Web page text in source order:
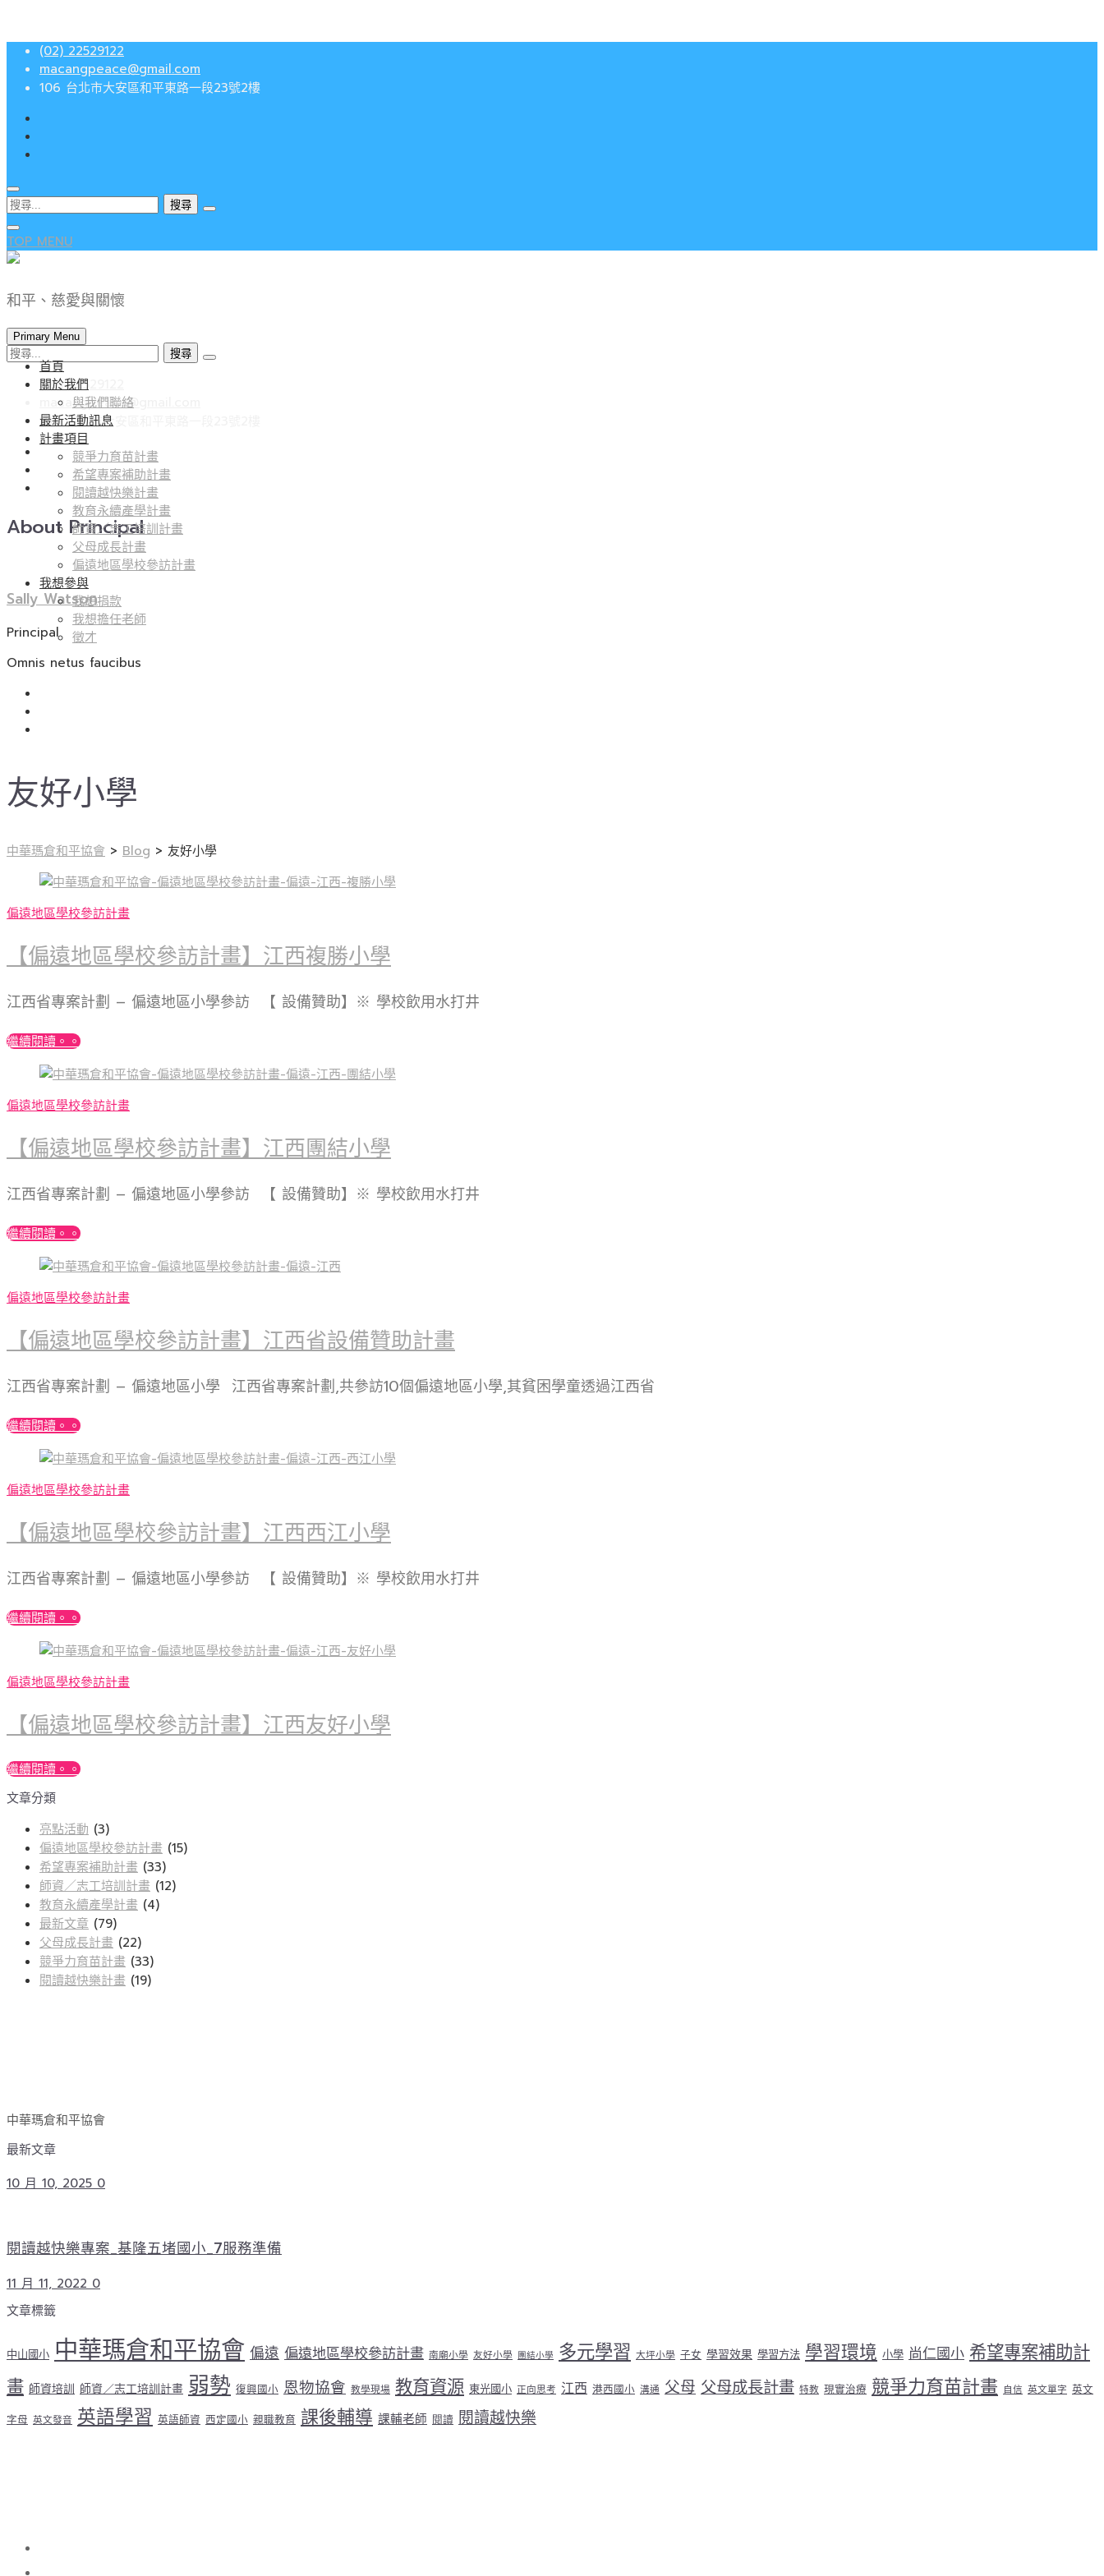
Skip
content
(02) 22529122
macangpeace@gmail.com
106 台北市大安區和平東路一段23號2樓
搜
尋
關
鍵
TOP MENU
和平、慈愛與關懷
Primary Menu
首頁
關於我們
與我們聯絡
最新活動訊息
計畫項目
競爭力育苗計畫
希望專案補助計畫
閱讀越快樂計畫
教育永續產學計畫
師資／志工培訓計畫
父母成長計畫
偏遠地區學校參訪計畫
我想參與
我想捐款
我想擔任老師
徵才
搜
(02) 22529122
macangpeace@gmail.com
106 台北市大安區和平東路一段23號2樓
About Principal
Sally Watson
Principal
Omnis netus faucibus
友好小學
中華瑪倉和平協會 > Blog > 友好小學
偏遠地區學校參訪計畫
【偏遠地區學校參訪計畫】江西複勝小學
江西省專案計劃 – 偏遠地區小學參訪 【 設備贊助】※ 學校飲用水打井
繼續閱讀。。
偏遠地區學校參訪計畫
【偏遠地區學校參訪計畫】江西團結小學
江西省專案計劃 – 偏遠地區小學參訪 【 設備贊助】※ 學校飲用水打井
繼續閱讀。。
偏遠地區學校參訪計畫
【偏遠地區學校參訪計畫】江西省設備贊助計畫
江西省專案計劃 – 偏遠地區小學 江西省專案計劃,共參訪10個偏遠地區小學,其貧困學童透過江西省
繼續閱讀。。
偏遠地區學校參訪計畫
【偏遠地區學校參訪計畫】江西西江小學
江西省專案計劃 – 偏遠地區小學參訪 【 設備贊助】※ 學校飲用水打井
繼續閱讀。。
偏遠地區學校參訪計畫
【偏遠地區學校參訪計畫】江西友好小學
繼續閱讀。。
文章分類
亮點活動 (3)
偏遠地區學校參訪計畫 (15)
希望專案補助計畫 (33)
師資／志工培訓計畫 (12)
教育永續產學計畫 (4)
最新文章 (79)
父母成長計畫 (22)
競爭力育苗計畫 (33)
閱讀越快樂計畫 (19)
中華瑪倉和平協會
最新文章
10 月 10, 2025 0
閱讀越快樂專案_基隆五堵國小_7服務準備
11 月 11, 2022 0
文章標籤
中山國小 中華瑪倉和平協會 偏遠 偏遠地區學校參訪計畫 南廟小學 友好小學 團結小學 多元學習 大坪小學 子女 學習效果 學習方法 學習環境 小學 尚仁國小 希望專案補助計
畫 師資培訓 師資／志工培訓計畫 弱勢 復興國小 恩物協會 教學現場 教育資源 東光國小 正向思考 江西 港西國小 溝通 父母 父母成長計畫 特教 現實治療 競爭力育苗計畫 自信 英文單字 英文
字母 英文發音 英語學習 英語師資 西定國小 親職教育 課後輔導 課輔老師 閱讀 閱讀越快樂